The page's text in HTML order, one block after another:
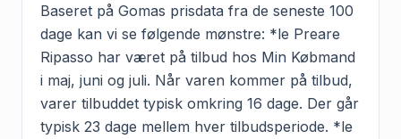
Baseret på Gomas prisdata fra de seneste 100
dage kan vi se følgende mønstre: *le Preare
Ripasso har været på tilbud hos Min Købmand
i maj, juni og juli. Når varen kommer på tilbud,
varer tilbuddet typisk omkring 16 dage. Der går
typisk 23 dage mellem hver tilbudsperiode. *le